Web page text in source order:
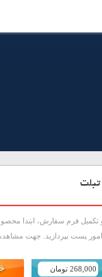
تبلت
تکميل فرم سفارش، ابتدا
پست بپردازيد. جهت
268,000 تومان